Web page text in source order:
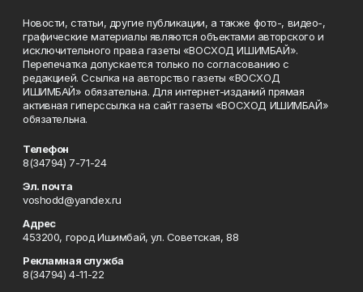
Новости, статьи, другие публикации, а также фото-, видео-,
графические материалы являются объектами авторского и
исключительного права газеты «ВОСХОД ИШИМБАЙ».
Перепечатка допускается только по согласованию с
редакцией. Ссылка на авторство газеты «ВОСХОД
ИШИМБАЙ» обязательна. Для интернет-изданий прямая
активная гиперссылка на сайт газеты «ВОСХОД ИШИМБАЙ»
обязательна.
Телефон
8(34794) 7-71-24
Эл. почта
voshodd@yandex.ru
Адрес
453200, город Ишимбай, ул. Советская, 88
Рекламная служба
8(34794) 4-11-22